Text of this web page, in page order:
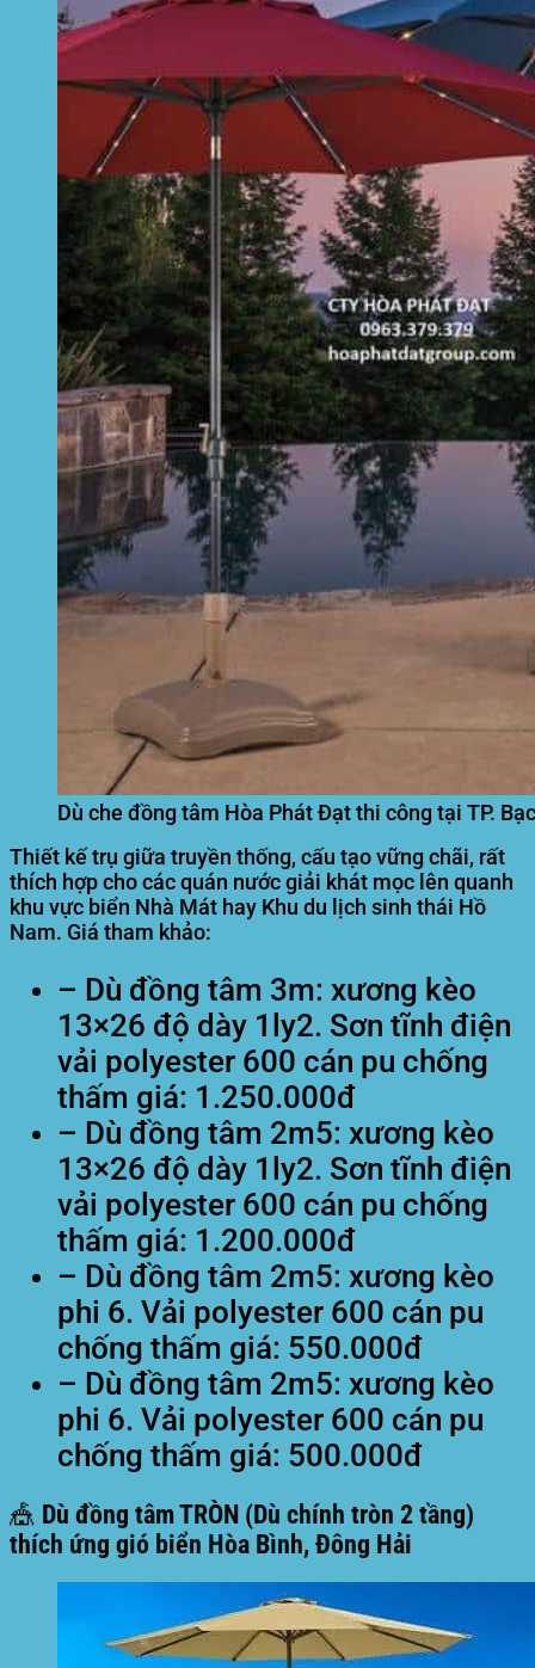
Dù che đồng tâm Hòa Phát Đạt thi công tại TP.
Thiết kế trụ giữa truyền thống, cấu tạo vững chãi, rất
thích hợp cho các quán nước giải khát mọc lên quanh
khu vực biển Nhà Mát hay Khu du lịch sinh thái Hồ
Nam. Giá tham khảo:
– Dù đồng tâm 3m: xương kèo
13×26 độ dày 1ly2. Sơn tĩnh điện
vải polyester 600 cán pu chống
thấm giá: 1.250.000đ
– Dù đồng tâm 2m5: xương kèo
13×26 độ dày 1ly2. Sơn tĩnh điện
vải polyester 600 cán pu chống
thấm giá: 1.200.000đ
– Dù đồng tâm 2m5: xương kèo
phi 6. Vải polyester 600 cán pu
chống thấm giá: 550.000đ
– Dù đồng tâm 2m5: xương kèo
phi 6. Vải polyester 600 cán pu
chống thấm giá: 500.000đ
🎪 Dù đồng tâm TRÒN (Dù chính tròn 2 tầng)
thích ứng gió biển Hòa Bình, Đông Hải